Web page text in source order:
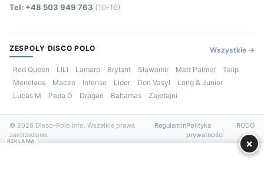
Tel: +48 503 949 763 (10-16)
ZESPOŁY DISCO POLO Wszystkie →
Red Queen LILI Lamaro Brylant Sławomir Matt Palmer
Talip
Menelaos
Maczo Intense Lider Don Vasyl
Long & Junior
Lucas M
Papa D Dragan Bahamas Zajefajni
© 2026 Disco-Polo.info. Wszelkie prawa
zastrzeżone.
RegulaminPolityka
prywatności
RODO
REKLAMA ×